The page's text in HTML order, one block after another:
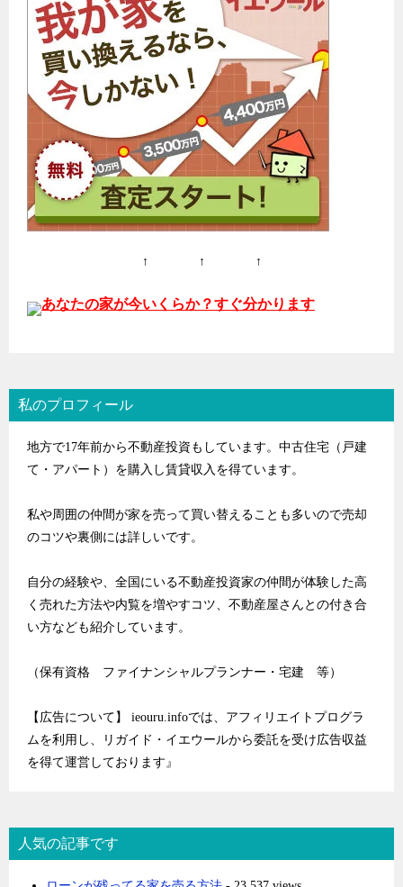
↑ ↑ ↑
あなたの家が今いくらか？すぐ分かります
私のプロフィール
地方で17年前から不動産投資もしています。中古住宅（戸建
て・アパート）を購入し賃貸収入を得ています。
私や周囲の仲間が家を売って買い替えることも多いので売却
のコツや裏側には詳しいです。
自分の経験や、全国にいる不動産投資家の仲間が体験した高
く売れた方法や内覧を増やすコツ、不動産屋さんとの付き合
い方なども紹介しています。
（保有資格 ファイナンシャルプランナー・宅建 等）
【広告について】 ieouru.infoでは、アフィリエイトプログラ
ムを利用し、リガイド・イエウールから委託を受け広告収益
を得て運営しております』
人気の記事です